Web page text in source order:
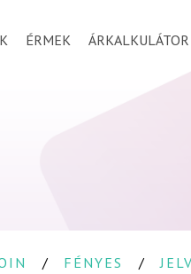
ÉRMEK ÁRKALKULÁTOR
FÉNYES